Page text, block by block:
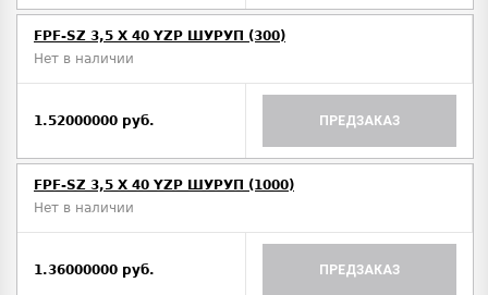
FPF-SZ 3,5 X 40 YZP ШУРУП (300)
Нет в наличии
1.52000000 руб. ПРЕДЗАКАЗ
FPF-SZ 3,5 X 40 YZP ШУРУП (1000)
Нет в наличии
1.36000000 руб. ПРЕДЗАКАЗ